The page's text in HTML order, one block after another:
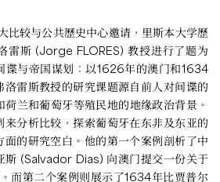
较与公共歷史中心邀请，里斯本大学歷
雷斯 (Jorge FLORES) 教授进行了题为
谍与帝国谋划：以1626年的澳门和1634
洛雷斯教授的研究课题源自前人对间谍的
兰和葡萄牙等殖民地的地缘政治背景。
分析比较，探索葡萄牙在东非及东亚的
的研究空白。他的第一个案例剖析了中
(Salvador Dias) 向澳门提交一份关于
而第二个案例则展示了1634年比贾普尔